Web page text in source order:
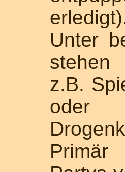
Unter
stehen
z.B.
oder
Primär